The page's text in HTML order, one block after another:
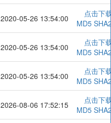
2020-05-26 13:54:00
点击下
MD5
2020-05-26 13:54:00
点击下
MD5
2020-05-26 13:54:00
点击下
MD5
2026-08-06 17:52:15
点击下
MD5